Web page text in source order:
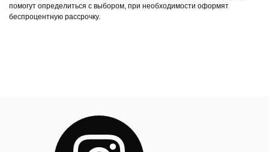
помогут определиться с выбором, при необходимости оформят
беспроцентную рассрочку.